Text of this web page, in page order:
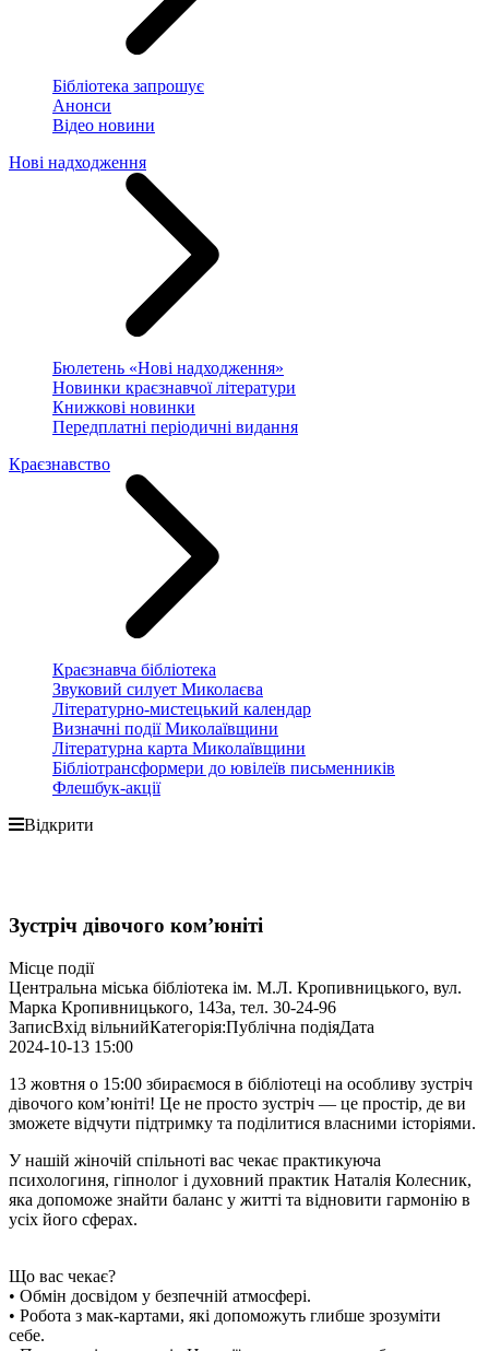
Бібліотека запрошує
Анонси
Відео новини
Нові надходження
Бюлетень «Нові надходження»
Новинки краєзнавчої літератури
Книжкові новинки
Передплатні періодичні видання
Краєзнавство
Краєзнавча бібліотека
Звуковий силует Миколаєва
Літературно-мистецький календар
Визначні події Миколаївщини
Літературна карта Миколаївщини
Бібліотрансформери до ювілеїв письменників
Флешбук-акції
Відкрити
Зустріч дівочого ком’юніті
Місце події
Центральна міська бібліотека ім. М.Л. Кропивницького, вул.
Марка Кропивницького, 143а, тел. 30-24-96
ЗаписВхід вільнийКатегорія:Публічна подіяДата
2024-10-13 15:00
13 жовтня о 15:00 збираємося в бібліотеці на особливу зустріч
дівочого ком’юніті! Це не просто зустріч — це простір, де ви
зможете відчути підтримку та поділитися власними історіями.
У нашій жіночій спільноті вас чекає практикуюча
психологиня, гіпнолог і духовний практик Наталія Колесник,
яка допоможе знайти баланс у житті та відновити гармонію в
усіх його сферах.
Що вас чекає?
• Обмін досвідом у безпечній атмосфері.
• Робота з мак-картами, які допоможуть глибше зрозуміти
себе.